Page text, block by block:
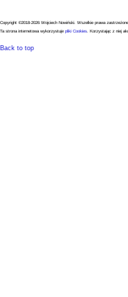
Copyright ©2018-2026 Wojciech Nowiński. Wszelkie prawa
Ta strona internetowa wykorzystuje pliki Cookies . Korzystając z niej
Back to top